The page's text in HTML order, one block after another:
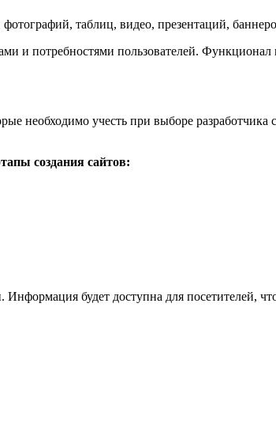
таблиц, видео, презентаций,
и потребностями пользователей.
необходимо учесть при выборе разработчика
создания сайтов:
будет доступна для посетителей,